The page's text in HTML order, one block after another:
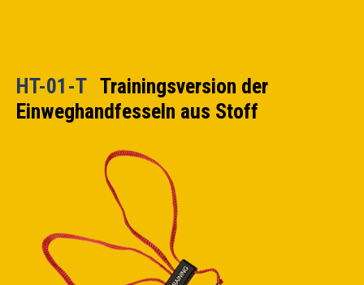
HT-01-T Trainingsversion der
Einweghandfesseln aus Stoff